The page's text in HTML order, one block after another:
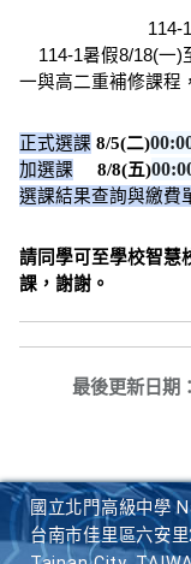
114-
114-1暑假8/18(一)
一與高二重補修課程
正式選課 8/5(二)
加選課 8/8(五)
選課結果查詢與繳費
請同學可至學校智慧
課，謝謝。
最後更新日期：
國立北門高級中學
台南市佳里區六安